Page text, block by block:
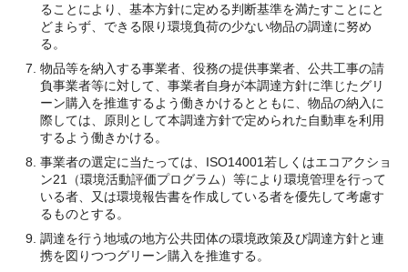
ることにより、基本方針に定める判断基準を満たすことにと
どまらず、できる限り環境負荷の少ない物品の調達に努め
る。
物品等を納入する事業者、役務の提供事業者、公共工事の請
負事業者等に対して、事業者自身が本調達方針に準じたグリ
ーン購入を推進するよう働きかけるとともに、物品の納入に
際しては、原則として本調達方針で定められた自動車を利用
するよう働きかける。
事業者の選定に当たっては、ISO14001若しくはエコアクショ
ン21（環境活動評価プログラム）等により環境管理を行って
いる者、又は環境報告書を作成している者を優先して考慮す
るものとする。
調達を行う地域の地方公共団体の環境政策及び調達方針と連
携を図りつつグリーン購入を推進する。